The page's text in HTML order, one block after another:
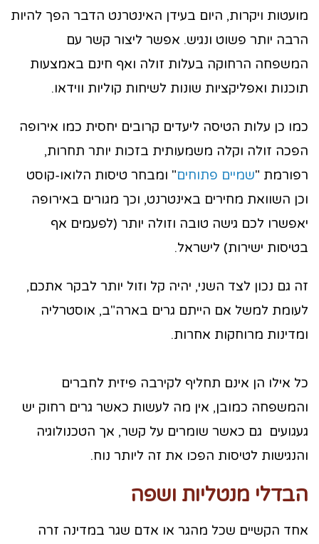
מועטות ויקרות, היום בעידן האינטרנט הדבר הפך להיות
הרבה יותר פשוט ונגיש. אפשר ליצור קשר עם
המשפחה הרחוקה בעלות זולה ואף חינם באמצעות
תוכנות ואפליקציות שונות לשיחות קוליות ווידאו.
כמו כן עלות הטיסה ליעדים קרובים יחסית כמו אירופה
הפכה זולה וקלה משמעותית בזכות יותר תחרות,
רפורמת "שמיים פתוחים" ומבחר טיסות הלואו-קוסט
וכן השוואת מחירים באינטרנט, וכך מגורים באירופה
יאפשרו לכם גישה טובה וזולה יותר (לפעמים אף
בטיסות ישירות) לישראל.
זה גם נכון לצד השני, יהיה קל וזול יותר לבקר אתכם,
לעומת למשל אם הייתם גרים בארה"ב, אוסטרליה
ומדינות מרוחקות אחרות.
כל אילו הן אינם תחליף לקירבה פיזית לחברים
והמשפחה כמובן, אין מה לעשות כאשר גרים רחוק יש
געגועים גם כאשר שומרים על קשר, אך הטכנולוגיה
והנגישות לטיסות הפכו את זה ליותר נוח.
הבדלי מנטליות ושפה
אחד הקשיים שכל מהגר או אדם שגר במדינה זרה